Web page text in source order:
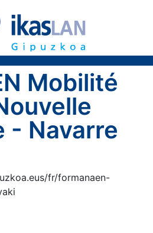
Mobilité
- Navarre
fr/formanaen-